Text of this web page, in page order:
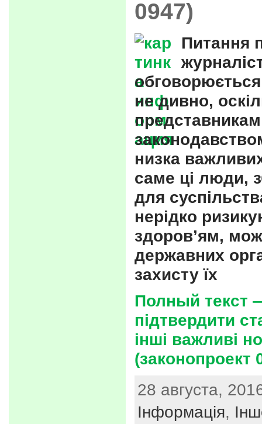
0947)
Питання
не дивно,
представникам
низка
саме ці люди,
для
нерідко
здоров’ям,
державних
захисту їх
Полный текст
підтвердити
інші важливі
(законопроект
28 августа,
Інформація,